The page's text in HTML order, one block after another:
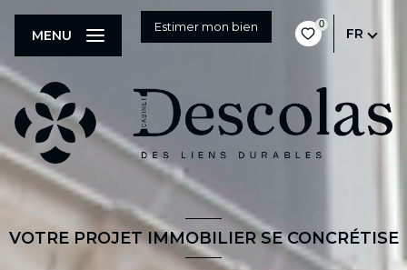
Estimer mon bien 0
FR
MENU
VOTRE PROJET IMMOBILIER SE CONCRÉTISE